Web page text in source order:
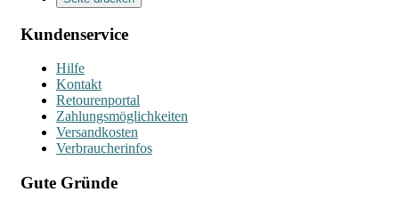
Kundenservice
Hilfe
Kontakt
Retourenportal
Zahlungsmöglichkeiten
Versandkosten
Verbraucherinfos
Gute Gründe